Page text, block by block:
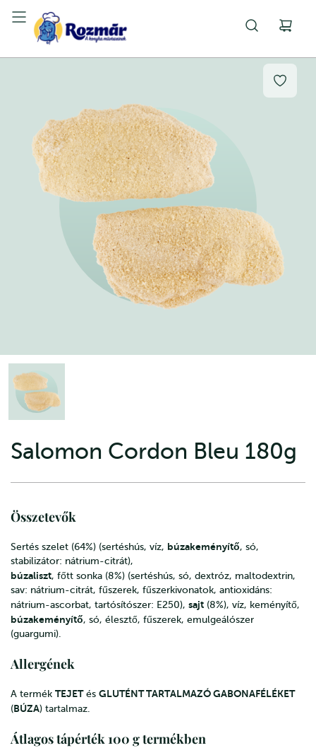
Salomon Cordon Bleu 180g
Összetevők
Sertés szelet (64%) (sertéshús, víz, búzakeményítő, só,
stabilizátor: nátrium-citrát),
búzaliszt, főtt sonka (8%) (sertéshús, só, dextróz, maltodextrin,
sav: nátrium-citrát, fűszerek, fűszerkivonatok, antioxidáns:
nátrium-ascorbat, tartósítószer: E250), sajt (8%), víz, keményítő,
búzakeményítő, só, élesztő, fűszerek, emulgeálószer
(guargumi).
Allergének
A termék TEJETés GLUTÉNT TARTALMAZÓ GABONAFÉLÉKET
(BÚZA) tartalmaz.
Átlagos tápérték 100 g termékben